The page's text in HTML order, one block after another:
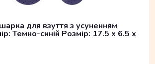
для взуття з усуненням
Темно-синій Розмір: 17.5 x 6.5 x